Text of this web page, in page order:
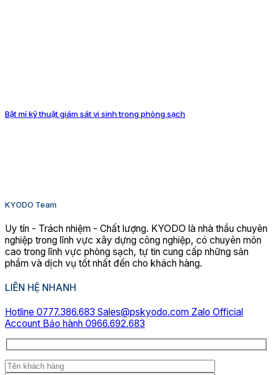
Bật mí kỹ thuật giám sát vi sinh trong phòng sạch
KYODO Team
Uy tín - Trách nhiệm - Chất lượng. KYODO là nhà thầu chuyên
nghiệp trong lĩnh vực xây dựng công nghiệp, có chuyên môn
cao trong lĩnh vực phòng sạch, tự tin cung cấp những sản
phẩm và dịch vụ tốt nhất đến cho khách hàng.
LIÊN HỆ NHANH
Hotline 0777.386.683 Sales@pskyodo.com Zalo Official
Account Bảo hành 0966.692.683